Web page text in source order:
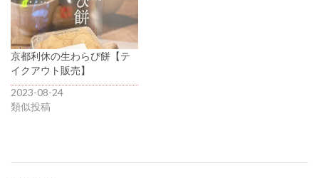
京都利休の生わらび餅【テ
イクアウト販売】
2023-08-24
類似投稿